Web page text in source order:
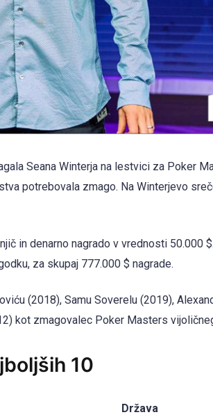
Seana Winterja na lestvici za Poker
potrebovala zmago. Na Winterjevo
in denarno nagrado v vrednosti 50.000
za skupaj 777.000 $ nagrade.
(2018), Samu Soverelu (2019),
kot zmagovalec Poker Masters
10
Država